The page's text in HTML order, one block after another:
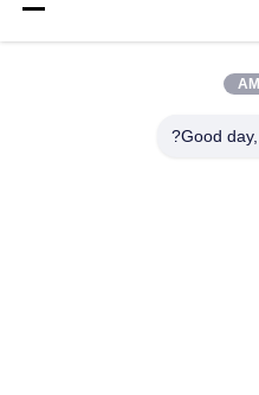
مكافحة ساكنة عجلات المذرة مع
Good